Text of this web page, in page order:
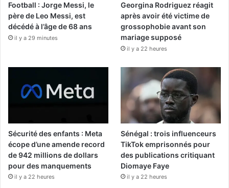
Football : Jorge Messi, le
père de Leo Messi, est
décédé à l’âge de 68 ans
il y a 29 minutes
Georgina Rodriguez réagit
après avoir été victime de
grossophobie avant son
mariage supposé
il y a 22 heures
Sécurité des enfants : Meta
écope d’une amende record
de 942 millions de dollars
pour des manquements
il y a 22 heures
Sénégal : trois influenceurs
TikTok emprisonnés pour
des publications critiquant
Diomaye Faye
il y a 22 heures